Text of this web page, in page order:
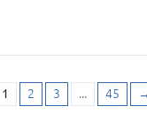
1 2 3 ... 45 →